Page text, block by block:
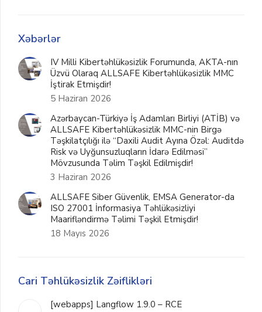
Xəbərlər
IV Milli Kibertəhlükəsizlik Forumunda, AKTA-nın
Üzvü Olaraq ALLSAFE Kibertəhlükəsizlik MMC
İştirak Etmişdir!
5 Haziran 2026
Azərbaycan-Türkiyə İş Adamları Birliyi (ATİB) və
ALLSAFE Kibertəhlükəsizlik MMC-nin Birgə
Təşkilatçılığı ilə “Daxili Audit Ayına Özəl: Auditdə
Risk və Uyğunsuzluqların İdarə Edilməsi”
Mövzusunda Təlim Təşkil Edilmişdir!
3 Haziran 2026
ALLSAFE Siber Güvenlik, EMSA Generator-da
ISO 27001 İnformasiya Təhlükəsizliyi
Maarifləndirmə Təlimi Təşkil Etmişdir!
18 Mayıs 2026
Cari Təhlükəsizlik Zəiflikləri
[webapps] Langflow 1.9.0 – RCE